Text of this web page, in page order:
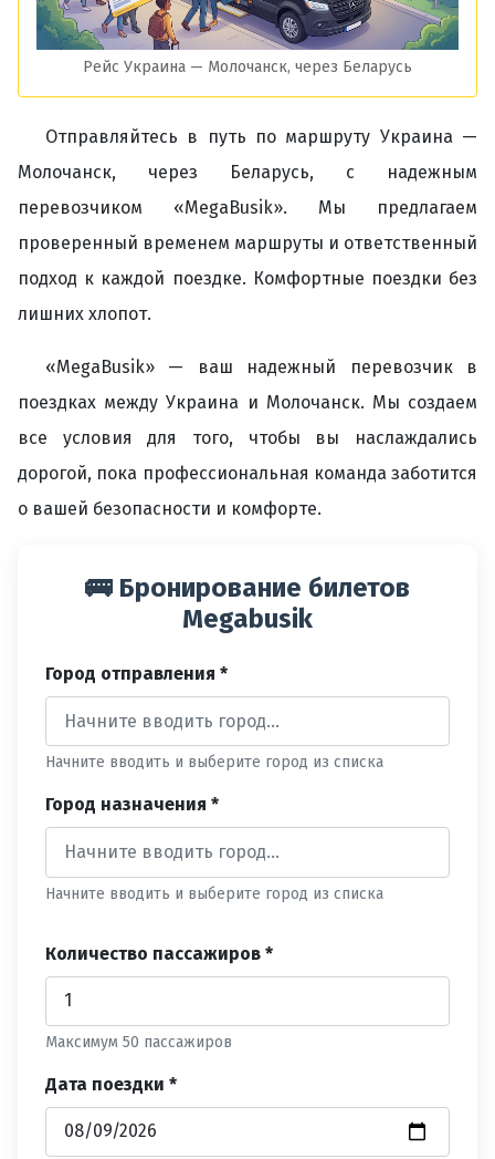
Рейс Украина — Молочанск, через Беларусь
Отправляйтесь в путь по маршруту Украина —
Молочанск, через Беларусь, с надежным
перевозчиком «MegaBusik». Мы предлагаем
проверенный временем маршруты и ответственный
подход к каждой поездке. Комфортные поездки без
лишних хлопот.
«MegaBusik» — ваш надежный перевозчик в
поездках между Украина и Молочанск. Мы создаем
все условия для того, чтобы вы наслаждались
дорогой, пока профессиональная команда заботится
о вашей безопасности и комфорте.
🚌 Бронирование билетов
Megabusik
Город отправления *
Начните вводить и выберите город из списка
Город назначения *
Начните вводить и выберите город из списка
Количество пассажиров *
Максимум 50 пассажиров
Дата поездки *